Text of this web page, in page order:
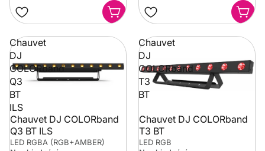
Chauvet
DJ
COLORband
Q3
BT
ILS
Chauvet DJ COLORband
Q3 BT ILS
LED RGBA (RGB+AMBER)
Chauvet
DJ
COLORband
T3
BT
Chauvet DJ COLORband
T3 BT
LED RGB